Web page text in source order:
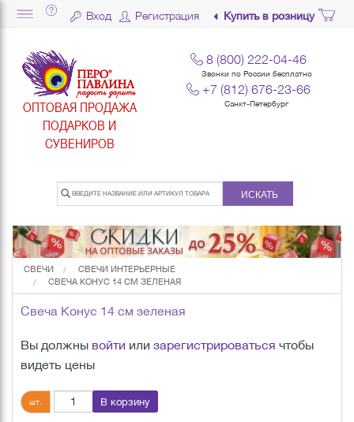
Вход Регистрация Купить в розницу
ОПТОВАЯ ПРОДАЖА
ПОДАРКОВ И
СУВЕНИРОВ
8 (800) 222-04-46
Звонки по России бесплатно
+7 (812) 676-23-66
Санкт-Петербург
ИСКАТЬ
СВЕЧИ
СВЕЧИ ИНТЕРЬЕРНЫЕ
СВЕЧА КОНУС 14 СМ ЗЕЛЕНАЯ
Свеча Конус 14 см зеленая
Вы должны войти или зарегистрироваться чтобы
видеть цены
шт. В корзину